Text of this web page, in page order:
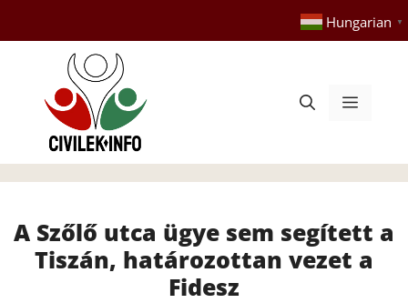
tartalomba
Hungarian ▼
Menü
A Szőlő utca ügye sem segített a
Tiszán, határozottan vezet a
Fidesz